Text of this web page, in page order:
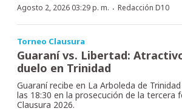
Agosto 2, 2026 03:29 p. m. · Redacción D10
Torneo Clausura
Guaraní vs. Libertad:
duelo en Trinidad
Guaraní recibe en La Arboleda de
las 18:30 en la prosecución de la tercera
Clausura 2026.